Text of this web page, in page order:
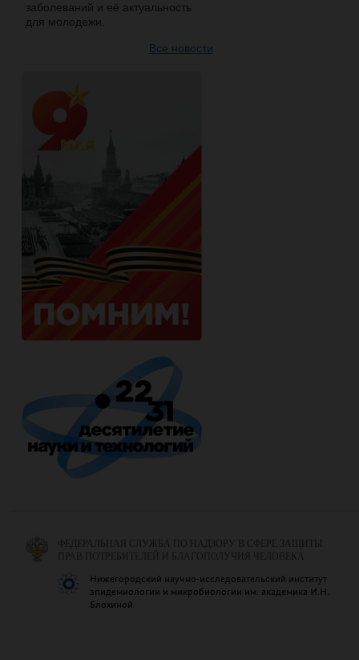
заболеваний и её актуальность
для молодежи.
Все новости
ФЕДЕРАЛЬНАЯ СЛУЖБА ПО НАДЗОРУ В СФЕРЕ ЗАЩИТЫ
ПРАВ ПОТРЕБИТЕЛЕЙ И БЛАГОПОЛУЧИЯ ЧЕЛОВЕКА
Нижегородский научно-исследовательский институт
эпидемиологии и микробиологии им. академика И.Н.
Блохиной